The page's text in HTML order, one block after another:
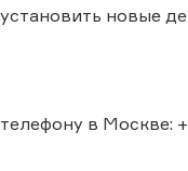
новые
в Москве: